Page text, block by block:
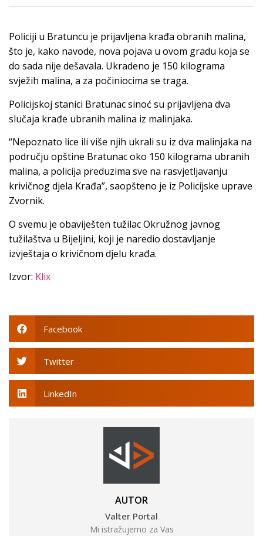
Policiji u Bratuncu je prijavljena krađa obranih malina,
što je, kako navode, nova pojava u ovom gradu koja se
do sada nije dešavala. Ukradeno je 150 kilograma
svježih malina, a za počiniocima se traga.
Policijskoj stanici Bratunac sinoć su prijavljena dva
slučaja krađe ubranih malina iz malinjaka.
“Nepoznato lice ili više njih ukrali su iz dva malinjaka na
području opštine Bratunac oko 150 kilograma ubranih
malina, a policija preduzima sve na rasvjetljavanju
krivičnog djela Krađa”, saopšteno je iz Policijske uprave
Zvornik.
O svemu je obaviješten tužilac Okružnog javnog
tužilaštva u Bijeljini, koji je naredio dostavljanje
izvještaja o krivičnom djelu krađa.
Izvor: Klix
Facebook
Twitter
LinkedIn
AUTOR
Valter Portal
Mi istražujemo za Vas